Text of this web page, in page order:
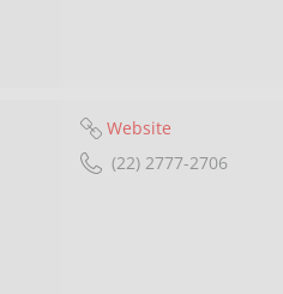
Website
(22) 2777-2706